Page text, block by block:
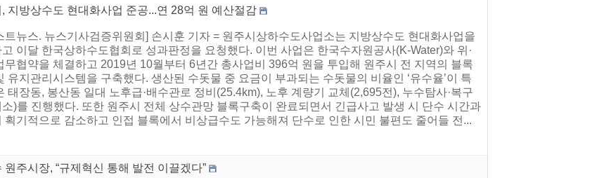
지방상수도 현대화사업 준공...연 28억 원 예산절감
트뉴스. 뉴스기사검증위원회] 손시훈 기자 = 원주시상하수도사업소는 지방상수도 현대화사업을
이달 한국상하수도협회로 성과판정을 요청했다. 이번 사업은 한국수자원공사(K-Water)와 위·
무협약을 체결하고 2019년 10월부터 6년간 총사업비 396억 원을 투입해 원주시 전 지역의 블록
유지관리시스템을 구축했다. 생산된 수돗물 중 요금이 부과되는 수돗물의 비율인 ‘유수율’이 특
태장동, 봉산동 일대 노후급·배수관로 정비(25.4km), 노후 계량기 교체(2,695전), 누수탐사·복구
)를 진행했다. 또한 원주시 전체 상수관망 블록구축이 완료되면서 긴급사고 발생 시 단수 시간과
획기적으로 감소하고 인접 블록에서 비상급수도 가능해져 단수로 인한 시민 불편도 줄어들 전...
원주시장, “규제혁신 통해 발전 이끌겠다”